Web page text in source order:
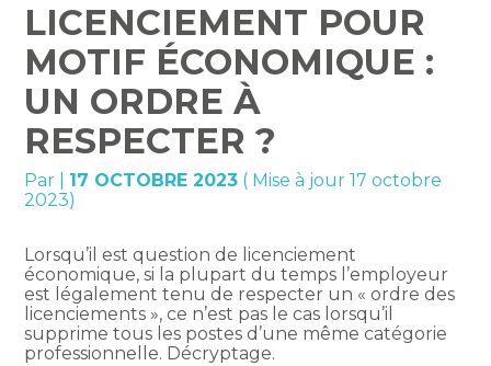
LICENCIEMENT POUR
MOTIF ÉCONOMIQUE :
UN ORDRE À
RESPECTER ?
Par 17 OCTOBRE 2023 ( Mise à jour 17 octobre
2023)
Lorsqu’il est question de licenciement
économique, si la plupart du temps l’employeur
est légalement tenu de respecter un « ordre des
licenciements », ce n’est pas le cas lorsqu’il
supprime tous les postes d’une même catégorie
professionnelle. Décryptage.